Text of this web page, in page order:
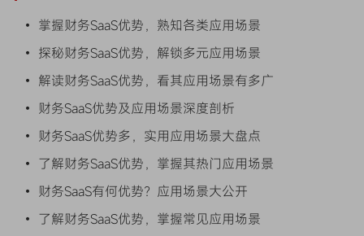
• 掌握财务SaaS优势，熟知各类应用场景
• 探秘财务SaaS优势，解锁多元应用场景
• 解读财务SaaS优势，看其应用场景有多广
• 财务SaaS优势及应用场景深度剖析
• 财务SaaS优势多，实用应用场景大盘点
• 了解财务SaaS优势，掌握其热门应用场景
• 财务SaaS有何优势？应用场景大公开
• 了解财务SaaS优势，掌握常见应用场景